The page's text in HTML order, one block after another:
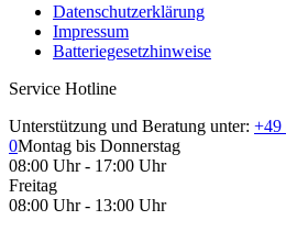
Datenschutzerklärung
Impressum
Batteriegesetzhinweise
Service Hotline
Unterstützung und Beratung unter: +49
0Montag bis Donnerstag
08:00 Uhr - 17:00 Uhr
Freitag
08:00 Uhr - 13:00 Uhr